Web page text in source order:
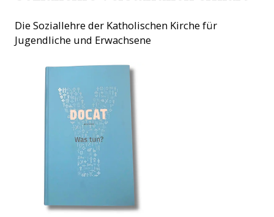
Die Soziallehre der Katholischen Kirche für
Jugendliche und Erwachsene